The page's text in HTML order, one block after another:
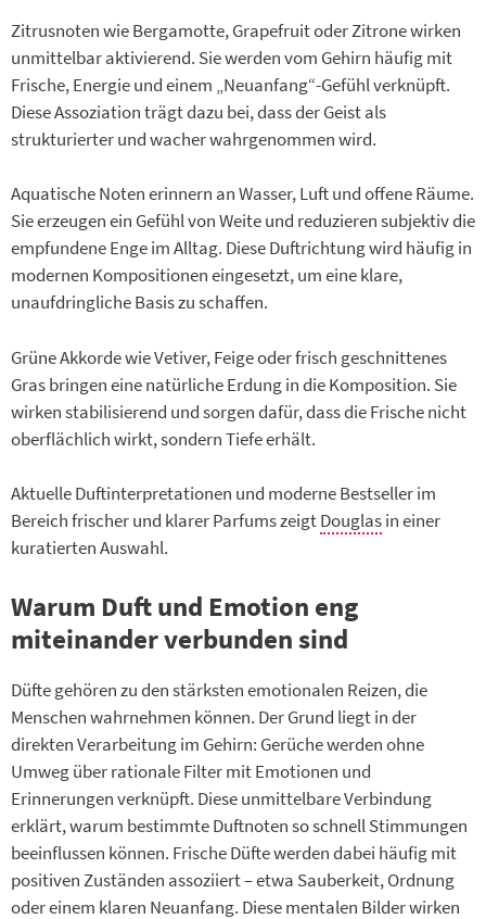
Zitrusnoten wie Bergamotte, Grapefruit oder Zitrone wirken
unmittelbar aktivierend. Sie werden vom Gehirn häufig mit
Frische, Energie und einem „Neuanfang“-Gefühl verknüpft.
Diese Assoziation trägt dazu bei, dass der Geist als
strukturierter und wacher wahrgenommen wird.
Aquatische Noten erinnern an Wasser, Luft und offene Räume.
Sie erzeugen ein Gefühl von Weite und reduzieren subjektiv die
empfundene Enge im Alltag. Diese Duftrichtung wird häufig in
modernen Kompositionen eingesetzt, um eine klare,
unaufdringliche Basis zu schaffen.
Grüne Akkorde wie Vetiver, Feige oder frisch geschnittenes
Gras bringen eine natürliche Erdung in die Komposition. Sie
wirken stabilisierend und sorgen dafür, dass die Frische nicht
oberflächlich wirkt, sondern Tiefe erhält.
Aktuelle Duftinterpretationen und moderne Bestseller im
Bereich frischer und klarer Parfums zeigtDouglasin einer
kuratierten Auswahl.
Warum Duft und Emotion eng
miteinander verbunden sind
Düfte gehören zu den stärksten emotionalen Reizen, die
Menschen wahrnehmen können. Der Grund liegt in der
direkten Verarbeitung im Gehirn: Gerüche werden ohne
Umweg über rationale Filter mit Emotionen und
Erinnerungen verknüpft. Diese unmittelbare Verbindung
erklärt, warum bestimmte Duftnoten so schnell Stimmungen
beeinflussen können. Frische Düfte werden dabei häufig mit
positiven Zuständen assoziiert – etwa Sauberkeit, Ordnung
oder einem klaren Neuanfang. Diese mentalen Bilder wirken